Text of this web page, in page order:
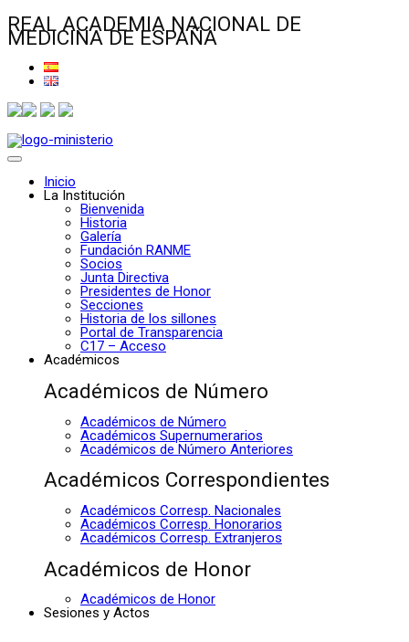
REAL ACADEMIA NACIONAL DE
MEDICINA DE ESPAÑA
Inicio
La Institución
Bienvenida
Historia
Galería
Fundación RANME
Socios
Junta Directiva
Presidentes de Honor
Secciones
Historia de los sillones
Portal de Transparencia
C17 – Acceso
Académicos
Académicos de Número
Académicos de Número
Académicos Supernumerarios
Académicos de Número Anteriores
Académicos Correspondientes
Académicos Corresp. Nacionales
Académicos Corresp. Honorarios
Académicos Corresp. Extranjeros
Académicos de Honor
Académicos de Honor
Sesiones y Actos